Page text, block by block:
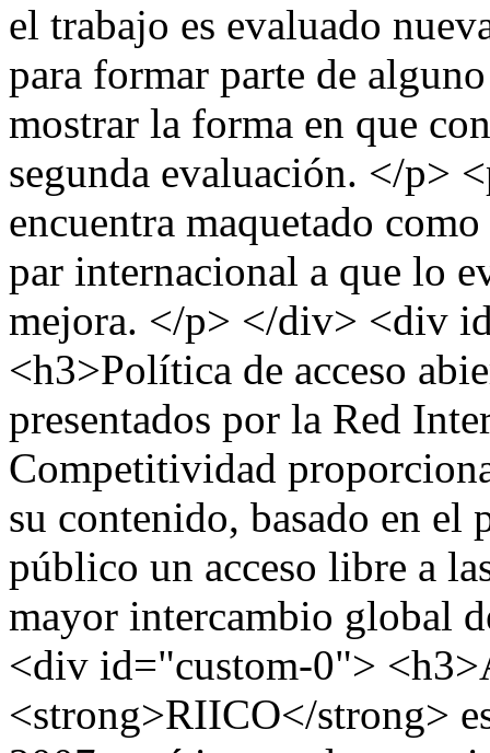
el trabajo es evaluado
para formar parte de
mostrar la forma en que
segunda evaluación. </p>
encuentra maquetado
par internacional a que lo
mejora. </p> </div> <div
<h3>Política de acceso
presentados por la Red
Competitividad
su contenido, basado en
público un acceso libre a
mayor intercambio global
<div id="custom-0">
<strong>RIICO</strong>